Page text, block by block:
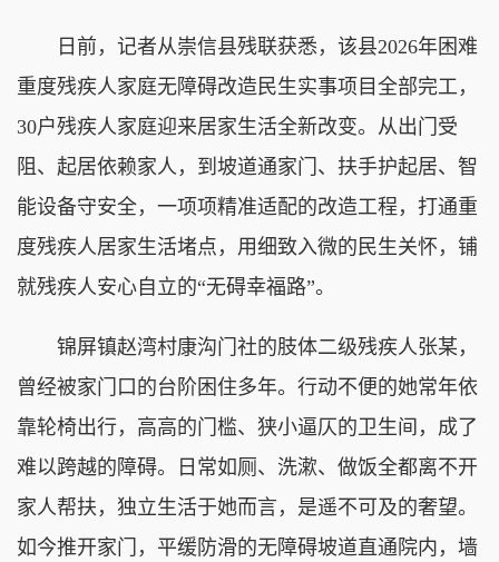
日前，记者从崇信县残联获悉，该县2026年困难
重度残疾人家庭无障碍改造民生实事项目全部完工，
30户残疾人家庭迎来居家生活全新改变。从出门受
阻、起居依赖家人，到坡道通家门、扶手护起居、智
能设备守安全，一项项精准适配的改造工程，打通重
度残疾人居家生活堵点，用细致入微的民生关怀，铺
就残疾人安心自立的“无碍幸福路”。
锦屏镇赵湾村康沟门社的肢体二级残疾人张某，
曾经被家门口的台阶困住多年。行动不便的她常年依
靠轮椅出行，高高的门槛、狭小逼仄的卫生间，成了
难以跨越的障碍。日常如厕、洗漱、做饭全都离不开
家人帮扶，独立生活于她而言，是遥不可及的奢望。
如今推开家门，平缓防滑的无障碍坡道直通院内，墙